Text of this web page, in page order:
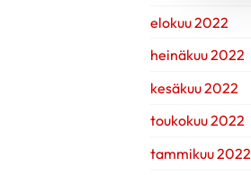
elokuu 2022
heinäkuu 2022
kesäkuu 2022
toukokuu 2022
tammikuu 2022